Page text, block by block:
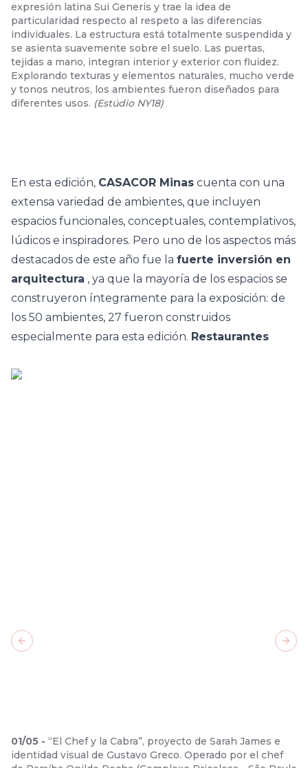
expresión latina Sui Generis y trae la idea de
particularidad respecto al respeto a las diferencias
individuales. La estructura está totalmente suspendida y
se asienta suavemente sobre el suelo. Las puertas,
tejidas a mano, integran interior y exterior con fluidez.
Explorando texturas y elementos naturales, mucho verde
y tonos neutros, los ambientes fueron diseñados para
diferentes usos. (Estúdio NY18)
En esta edición, CASACOR Minas cuenta con una
extensa variedad de ambientes, que incluyen
espacios funcionales, conceptuales, contemplativos,
lúdicos e inspiradores. Pero uno de los aspectos más
destacados de este año fue la fuerte inversión en
arquitectura , ya que la mayoría de los espacios se
construyeron íntegramente para la exposición: de
los 50 ambientes, 27 fueron construidos
especialmente para esta edición. Restaurantes
01/05 - “El Chef y la Cabra”, proyecto de Sarah James e
identidad visual de Gustavo Greco. Operado por el chef
Previous slide